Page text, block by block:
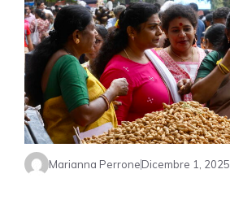
Marianna PerroneDicembre 1, 2025